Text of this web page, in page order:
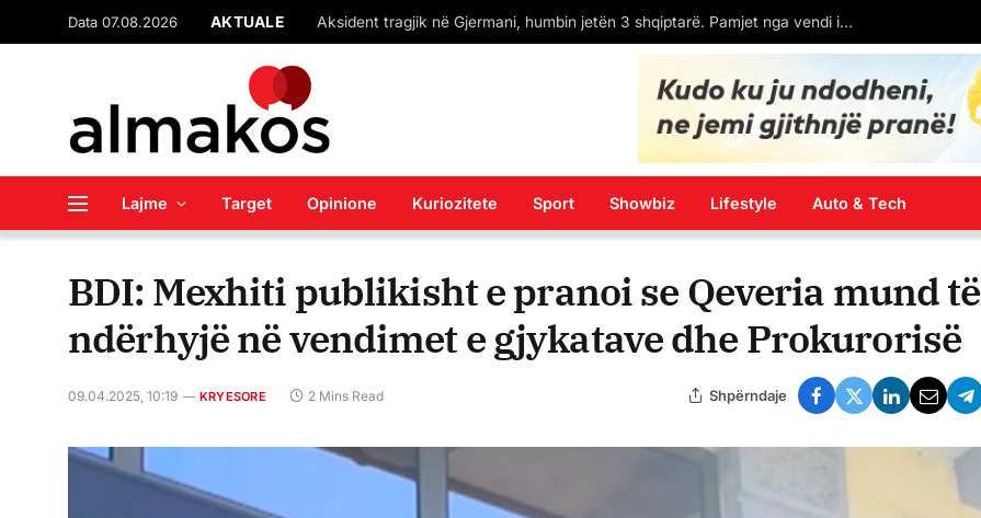
Data 07.08.2026 AKTUALE Aksident tragjik në Gjermani, humbin jetën 3 shqiptarë. Pamjet nga vendi i ngjarjes
Lajme Target Opinione Kuriozitete Sport Showbiz Lifestyle Auto & Tech
BDI: Mexhiti publikisht e pranoi se Qeveria mund të
ndërhyjë në vendimet e gjykatave dhe Prokurorisë
09.04.2025, 10:19 KRYESORE 2 Mins Read Shpërndaje